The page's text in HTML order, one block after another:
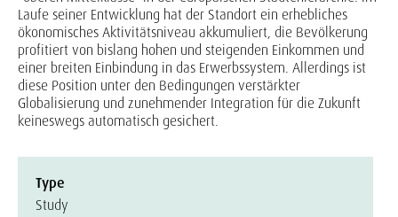
Laufe seiner Entwicklung hat der Standort ein erhebliches
ökonomisches Aktivitätsniveau akkumuliert, die Bevölkerung
profitiert von bislang hohen und steigenden Einkommen und
einer breiten Einbindung in das Erwerbssystem. Allerdings ist
diese Position unter den Bedingungen verstärkter
Globalisierung und zunehmender Integration für die Zukunft
keineswegs automatisch gesichert.
Type
Study